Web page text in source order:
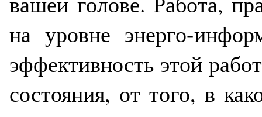
на уровне энерго-
эффективность этой
состояния, от того, в